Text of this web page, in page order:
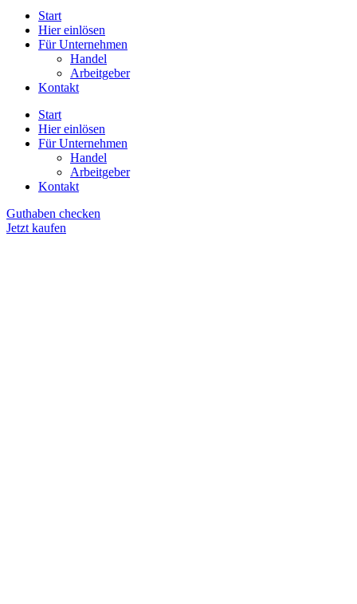
Start
Hier einlösen
Für Unternehmen
Handel
Arbeitgeber
Kontakt
Start
Hier einlösen
Für Unternehmen
Handel
Arbeitgeber
Kontakt
Guthaben checken
Jetzt kaufen